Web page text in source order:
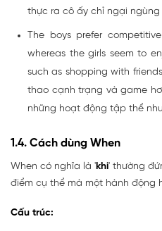
thực ra cô ấy chỉ ngại ngùng
The boys prefer
whereas the girls seem to
such as shopping with
thao cạnh trạng và game
những hoạt động tập thể
1.4. Cách dùng When
When có nghĩa là 'khi' thường
điểm cụ thể mà một hành động
Cấu trúc: